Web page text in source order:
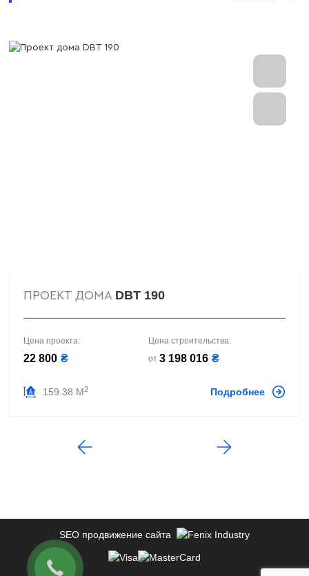
ПРОЕКТ ДОМА DBT 190
Цена проекта:
22 800 ₴
Цена строительства:
от 3 198 016 ₴
159.38 М2 Подробнее
SEO продвижение сайта